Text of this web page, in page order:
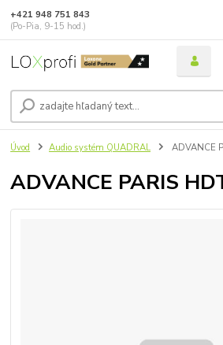
+421 948 751 843
(Po-Pia, 9-15 hod.)
Úvod Audio systém QUADRAL ADVANCE
ADVANCE PARIS